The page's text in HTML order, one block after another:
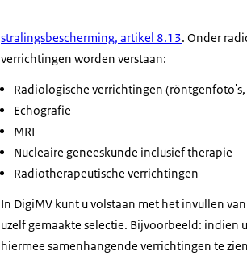
stralingsbescherming, artikel 8.13. Onder
verrichtingen worden verstaan:
Radiologische verrichtingen
Echografie
MRI
Nucleaire geneeskunde inclusief therapie
Radiotherapeutische verrichtingen
In DigiMV kunt u volstaan met het invullen
uzelf gemaakte selectie. Bijvoorbeeld: indien
hiermee samenhangende verrichtingen te